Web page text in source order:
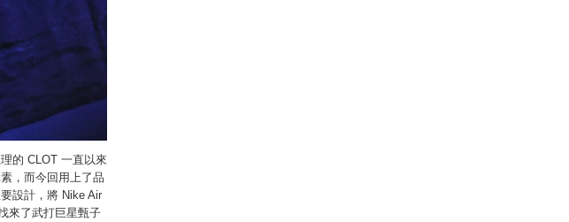
的 CLOT 一直以來
，而今回用上了品
設計，將 Nike Air
來了武打巨星甄子